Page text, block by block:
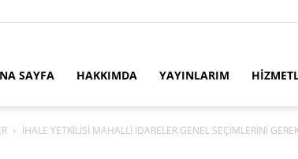
SAYFA HAKKIMDA YAYINLARIM
İHALE YETKİLİSİ MAHALLİ İDARELER GENEL SEÇİMLERİNİ